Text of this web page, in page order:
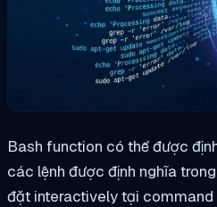
Bash function có thể được
các lệnh được định nghĩa
đặt interactively tại command